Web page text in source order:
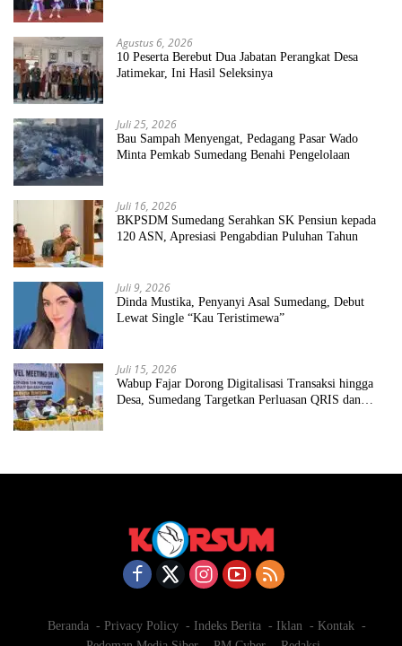
Agustus 6, 2026
10 Peserta Berebut Dua Jabatan Perangkat Desa
Jatimekar, Ini Hasil Seleksinya
Juli 25, 2026
Bau Sampah Menyengat, Pedagang Pasar Wado
Minta Pemkab Sumedang Benahi Pengelolaan
Juli 16, 2026
BKPSDM Sumedang Serahkan SK Pensiun kepada
120 ASN, Apresiasi Pengabdian Puluhan Tahun
Juli 9, 2026
Dinda Mustika, Penyanyi Asal Sumedang, Debut
Lewat Single “Kau Teristimewa”
Juli 15, 2026
Wabup Fajar Dorong Digitalisasi Transaksi hingga
Desa, Sumedang Targetkan Perluasan QRIS dan
Beranda Privacy Policy Indeks Berita Iklan
Kontak